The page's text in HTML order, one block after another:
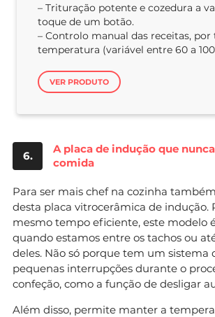
– Trituração potente e cozedura a
toque de um botão.
– Controlo manual das receitas, por
temperatura (variável entre 60 a
VER PRODUTO
6.
A placa de indução que
comida
Para ser mais chef na cozinha
desta placa vitrocerâmica de indução.
mesmo tempo eficiente, este modelo
quando estamos entre os tachos ou
deles. Não só porque tem um sistema
pequenas interrupções durante o
confeção, como a função de desligar
Além disso, permite manter a